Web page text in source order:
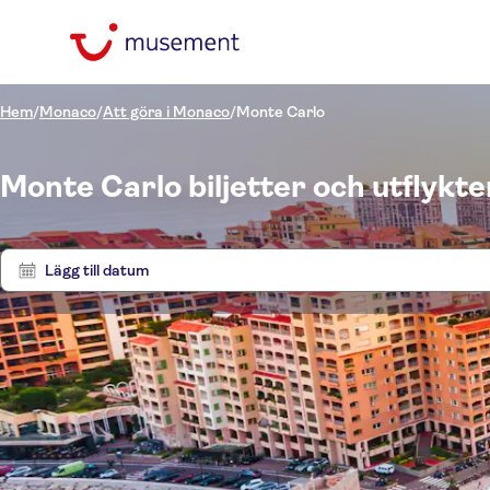
Hem/Monaco/Att göra i Monaco/Monte Carlo
Monte Carlo biljetter och
Lägg till datum
Pris (vuxen)
Min kr Max kr
Upphämtning på hotell
NO-PICKUP
Alternativ
Gratis avbokning
Omedelbar bekräftelse
Kategorier
Utflykter & dagsturer
Språk på utflykten